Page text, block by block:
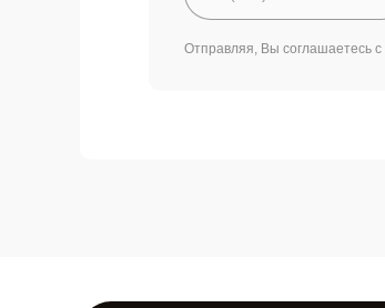
Отправляя, Вы соглашаетесь с